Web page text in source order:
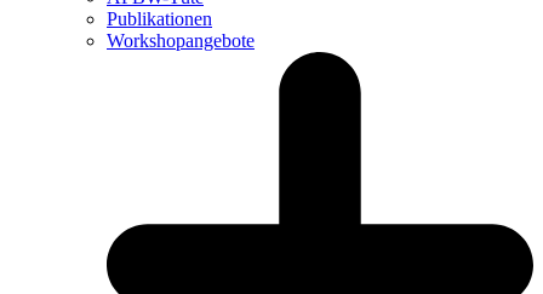
Publikationen
Workshopangebote